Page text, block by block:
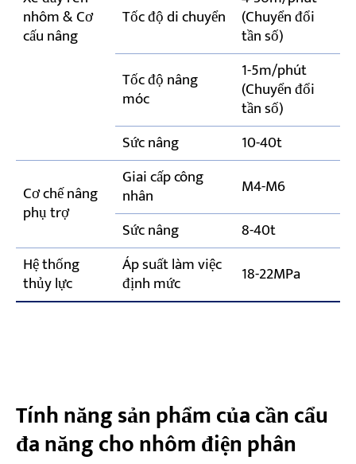
nhôm & Cơ
cấu nâng
Tốc độ di chuyển (Chuyển đổi
tần số)
Tốc độ nâng
móc
1-5m/phút
(Chuyển đổi
tần số)
Sức nâng
10-40t
Cơ chế nâng
phụ trợ
Giai cấp công
nhân
M4-M6
Sức nâng
8-40t
Hệ thống
thủy lực
Áp suất làm việc
định mức 18-22MPa
Tính năng sản phẩm của cần cẩu
đa năng cho nhôm điện phân